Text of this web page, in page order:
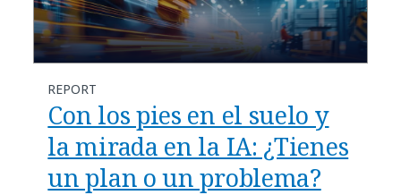
REPORT
Con los pies en el suelo y
la mirada en la IA: ¿Tienes
un plan o un problema?